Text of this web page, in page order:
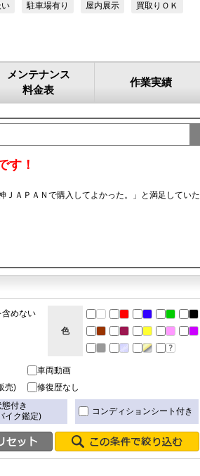
駐車場有り 屋内展示 買取りＯＫ
メンテナンス
料金表
作業実績
す！
ＪＡＰＡＮで購入してよかった。」と満足していた
含めない
色
車両動画
売)
修復歴なし
付き
イク鑑定)
コンディションシート付き